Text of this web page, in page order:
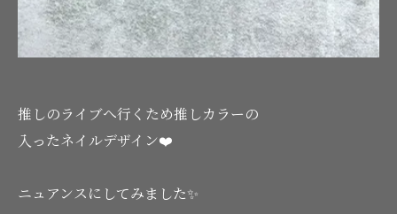
推しのライブへ行くため推しカラーの
入ったネイルデザイン❤️
ニュアンスにしてみました✨